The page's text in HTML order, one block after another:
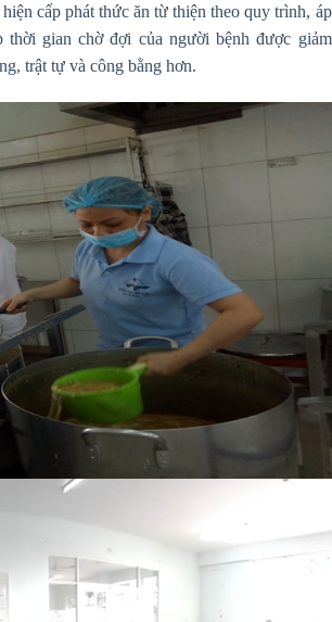
cấp phát thức ăn từ thiện theo quy trình, áp
gian chờ đợi của người bệnh được giảm
trật tự và công bằng hơn.